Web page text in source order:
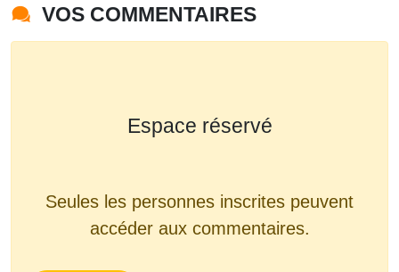
VOS COMMENTAIRES
Espace réservé
Seules les personnes inscrites peuvent
accéder aux commentaires.